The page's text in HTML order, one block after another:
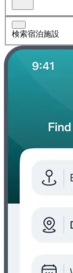
検索宿泊施設